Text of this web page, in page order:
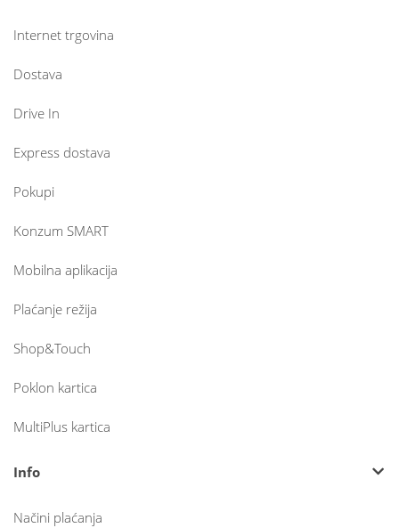
Internet trgovina
Dostava
Drive In
Express dostava
Pokupi
Konzum SMART
Mobilna aplikacija
Plaćanje režija
Shop&Touch
Poklon kartica
MultiPlus kartica
Info
Načini plaćanja